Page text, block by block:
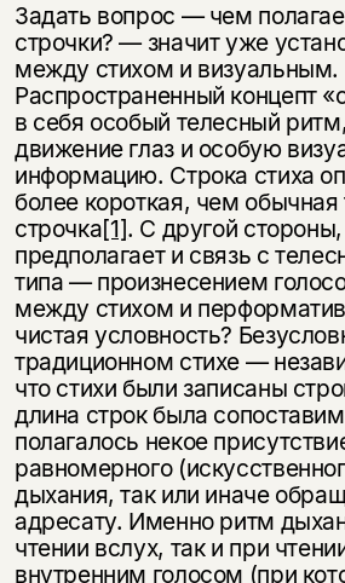
Задать вопрос — чем
строчки? — значит уже
между стихом и визуальным.
Распространенный концепт
в себя особый телесный
движение глаз и особую
информацию. Строка стиха
более короткая, чем обычная
строчка[1]. С другой стороны,
предполагает и связь с
типа — произнесением
между стихом и
чистая условность?
традиционном стихе —
что стихи были записаны
длина строк была
полагалось некое
равномерного
дыхания, так или иначе
адресату. Именно ритм
чтении вслух, так и при
внутренним голосом (при